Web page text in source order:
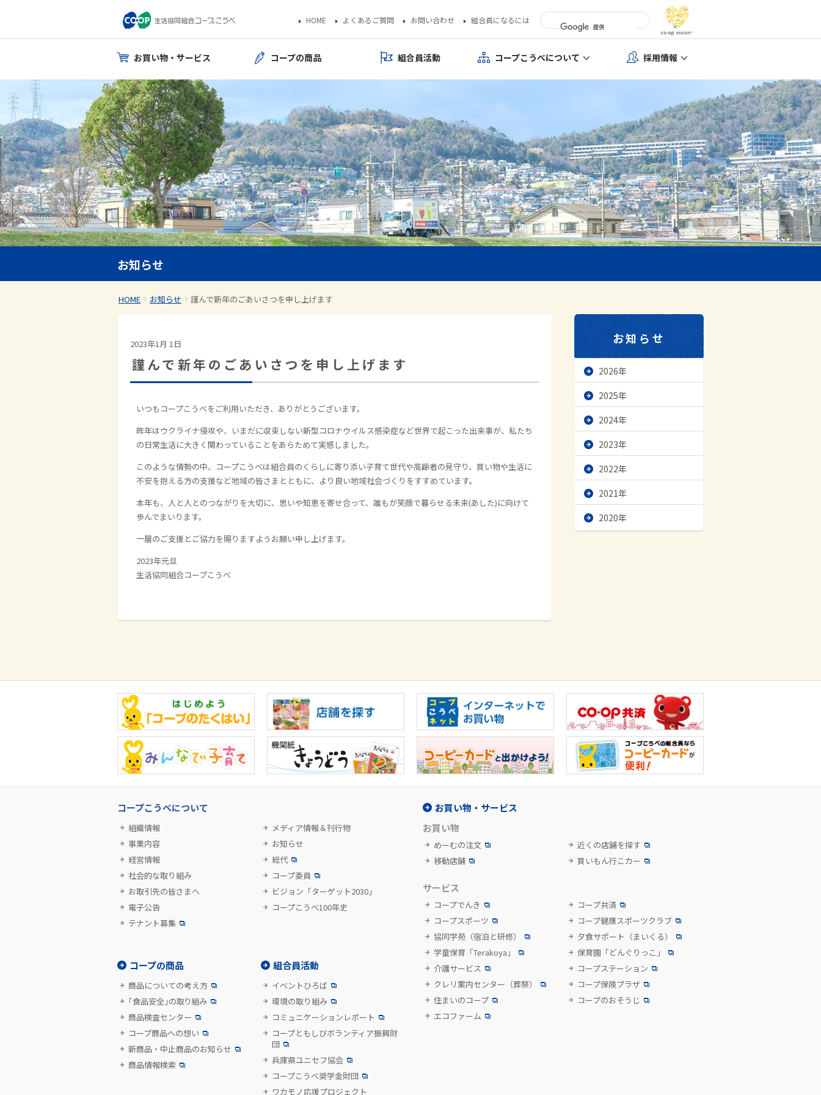
HOME よくあるご質問 お問い合わせ 組合員になるには
お買い物・サービス コープの商品 組合員活動 コープこうべについて 採用情報
お知らせ
HOME お知らせ 謹んで新年のごあいさつを申し上げます
お知らせ
2026年
2025年
2024年
2023年
2022年
2021年
2020年
2023年1月 1日
謹んで新年のごあいさつを申し上げます
いつもコープこうべをご利用いただき、ありがとうございます。
昨年はウクライナ侵攻や、いまだに収束しない新型コロナウイルス感染症など世界で起こった出来事が、私たち
の日常生活に大きく関わっていることをあらためて実感しました。
このような情勢の中、コープこうべは組合員のくらしに寄り添い子育て世代や高齢者の見守り、買い物や生活に
不安を抱える方の支援など地域の皆さまとともに、より良い地域社会づくりをすすめています。
本年も、人と人とのつながりを大切に、思いや知恵を寄せ合って、誰もが笑顔で暮らせる未来(あした)に向けて
歩んでまいります。
一層のご支援とご協力を賜りますようお願い申し上げます。
2023年元旦
生活協同組合コープこうべ
コープこうべについて
組織情報
事業内容
経営情報
社会的な取り組み
お取引先の皆さまへ
電子公告
テナント募集
メディア情報＆刊行物
お知らせ
総代
コープ委員
ビジョン「ターゲット2030」
コープこうべ100年史
コープの商品
商品についての考え方
「食品安全」の取り組み
商品検査センター
コープ商品への想い
新商品・中止商品のお知らせ
商品情報検索
組合員活動
イベントひろば
環境の取り組み
コミュニケーションレポート
コープともしびボランティア振興財
団
兵庫県ユニセフ協会
コープこうべ奨学金財団
ワカモノ応援プロジェクト
お買い物・サービス
お買い物
めーむの注文
移動店舗
近くの店舗を探す
買いもん行こカー
サービス
コープでんき
コープ共済
コープスポーツ
コープ健康スポーツクラブ
協同学苑 （宿泊と研修） 夕食サポート （まいくる）
学童保育「Terakoya」
保育園「どんぐりっこ」
介護サービス
コープステーション
クレリ案内センター （葬祭）
コープ保険プラザ
住まいのコープ
コープのおそうじ
エコファーム